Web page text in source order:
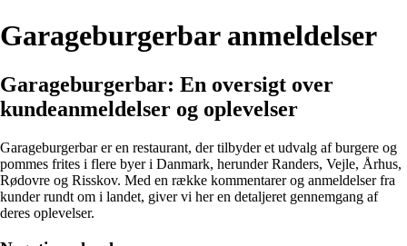
Garageburgerbar anmeldelser
Garageburgerbar: En oversigt over
kundeanmeldelser og oplevelser
Garageburgerbar er en restaurant, der tilbyder et udvalg af burgere og
pommes frites i flere byer i Danmark, herunder Randers, Vejle, Århus,
Rødovre og Risskov. Med en række kommentarer og anmeldelser fra
kunder rundt om i landet, giver vi her en detaljeret gennemgang af
deres oplevelser.